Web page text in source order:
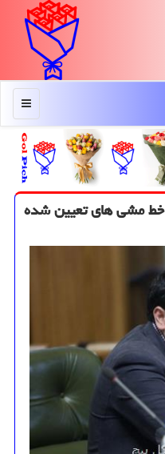
منو
خط مشی های تعیین شده